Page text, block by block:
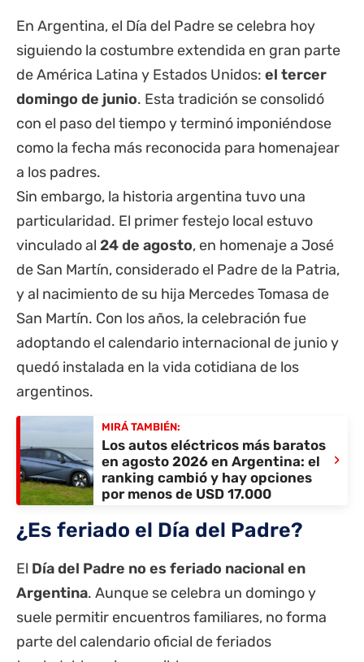
En Argentina, el Día del Padre se celebra hoy
siguiendo la costumbre extendida en gran parte
de América Latina y Estados Unidos: el tercer
domingo de junio. Esta tradición se consolidó
con el paso del tiempo y terminó imponiéndose
como la fecha más reconocida para homenajear
a los padres.
Sin embargo, la historia argentina tuvo una
particularidad. El primer festejo local estuvo
vinculado al 24 de agosto, en homenaje a José
de San Martín, considerado el Padre de la Patria,
y al nacimiento de su hija Mercedes Tomasa de
San Martín. Con los años, la celebración fue
adoptando el calendario internacional de junio y
quedó instalada en la vida cotidiana de los
argentinos.
MIRÁ TAMBIÉN:
Los autos eléctricos más baratos
en agosto 2026 en Argentina: el
ranking cambió y hay opciones
por menos de USD 17.000
›
¿Es feriado el Día del Padre?
El Día del Padre no es feriado nacional en
Argentina. Aunque se celebra un domingo y
suele permitir encuentros familiares, no forma
parte del calendario oficial de feriados